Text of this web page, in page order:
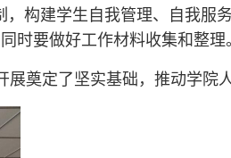
构建学生自我管理、自我服
时要做好工作材料收集和整理
展奠定了坚实基础，推动学院